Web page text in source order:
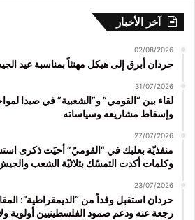
آخر الأخبار
02/08/2026
حردان أبرق إلى هيكل مهنئاً بمناسبة عيد
31/07/2026
لقاء بين “القومي” و”الشعبية” في صيدا
وإسقاط مشاريعه وسياساته
27/07/2026
منفذيّة بعلبك في “القوميّ” أحيَت ذكرى
وكلمات أكدت التمسّك بثلاثيّة الشعب
23/07/2026
حردان استقبل وفداً من “الديمقراطية”:
رجعة عنه ودعم صمود الفلسطينيين أولوية ولا